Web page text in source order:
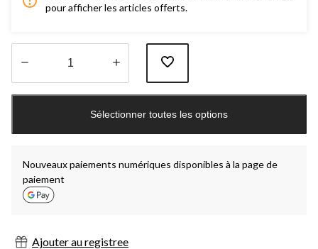
pour afficher les articles offerts.
Sélectionner toutes les options
Nouveaux paiements numériques disponibles à la page de
paiement
Ajouter au registree